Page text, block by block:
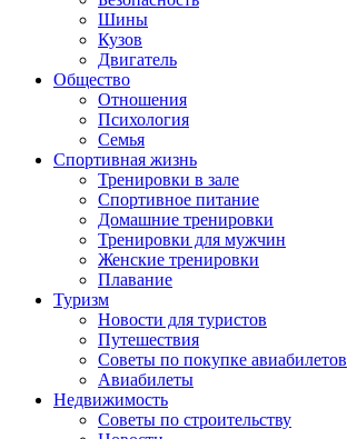
Шины
Кузов
Двигатель
Общество
Отношения
Психология
Семья
Спортивная жизнь
Тренировки в зале
Спортивное питание
Домашние тренировки
Тренировки для мужчин
Женские тренировки
Плавание
Туризм
Новости для туристов
Путешествия
Советы по покупке авиабилетов
Авиабилеты
Недвижимость
Советы по строительству